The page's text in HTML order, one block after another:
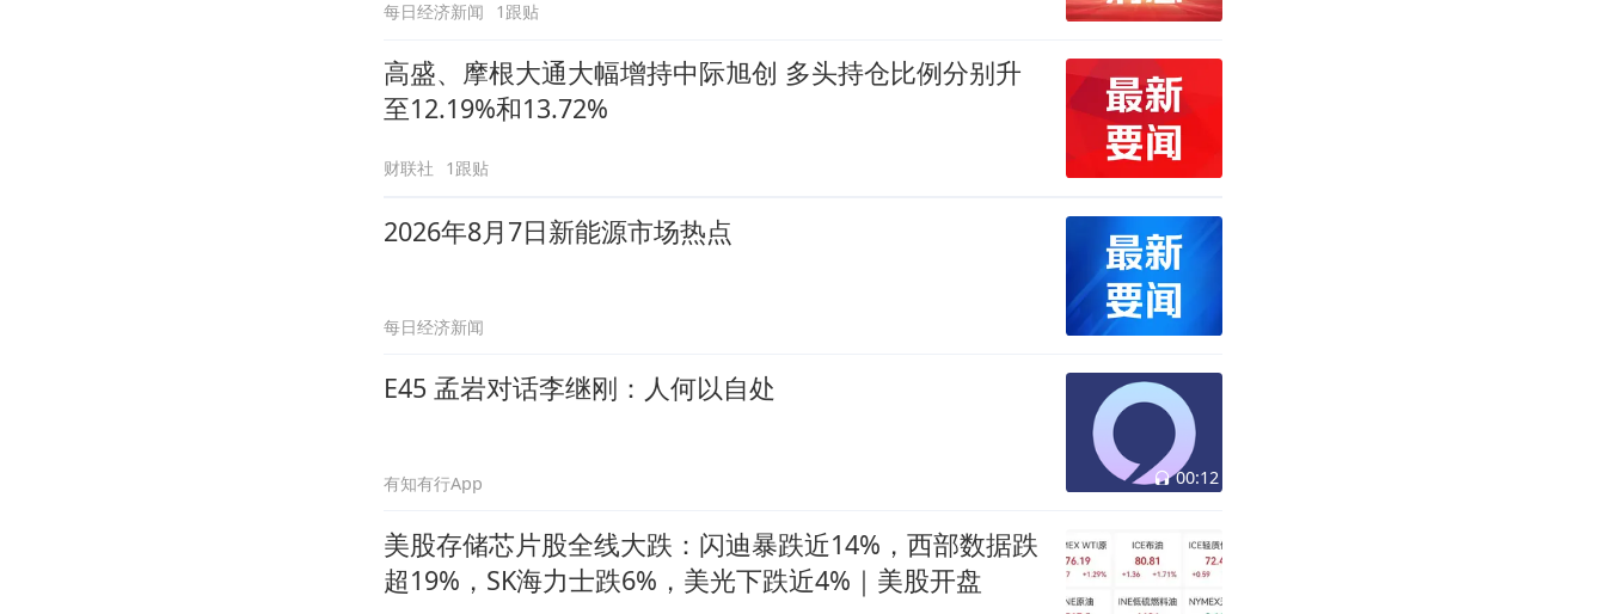
每日经济新闻 1跟贴
高盛、摩根大通大幅增持中际旭创 多头持仓比例分别升
至12.19%和13.72%
财联社 1跟贴
2026年8月7日新能源市场热点
每日经济新闻
E45 孟岩对话李继刚：人何以自处
有知有行App 00:12
美股存储芯片股全线大跌：闪迪暴跌近14%，西部数据跌
超19%，SK海力士跌6%，美光下跌近4%｜美股开盘